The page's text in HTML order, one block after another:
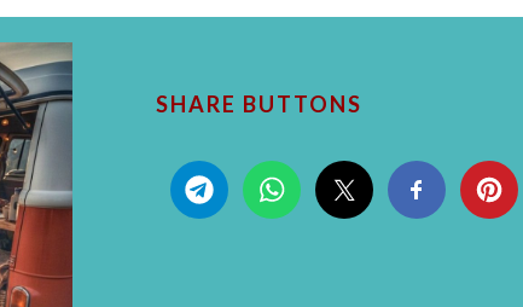
SHARE BUTTONS